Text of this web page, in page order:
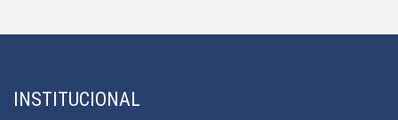
INSTITUCIONAL